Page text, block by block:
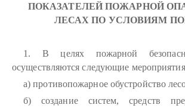
ПОКАЗАТЕЛЕЙ ПОЖАРНОЙ
ЛЕСАХ ПО УСЛОВИЯМ
1. В целях пожарной
осуществляются следующие
а) противопожарное обустройство
б) создание систем, средств